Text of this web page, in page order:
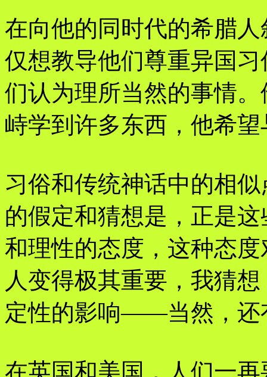
在向他的同时代的希腊
仅想教导他们尊重异国
们认为理所当然的事情
峙学到许多东西，他希
习俗和传统神话中的相
的假定和猜想是，正是
和理性的态度，这种态
人变得极其重要，我猜
定性的影响——当然，还
在英国和美国，人们一